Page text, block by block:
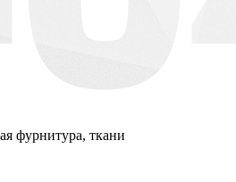
фурнитура, ткани